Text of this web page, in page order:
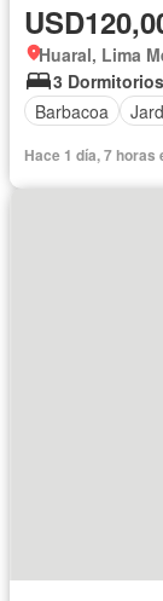
Huaral, Lima
3 Dormitorios
Barbacoa
Hace 1 día, 7 horas